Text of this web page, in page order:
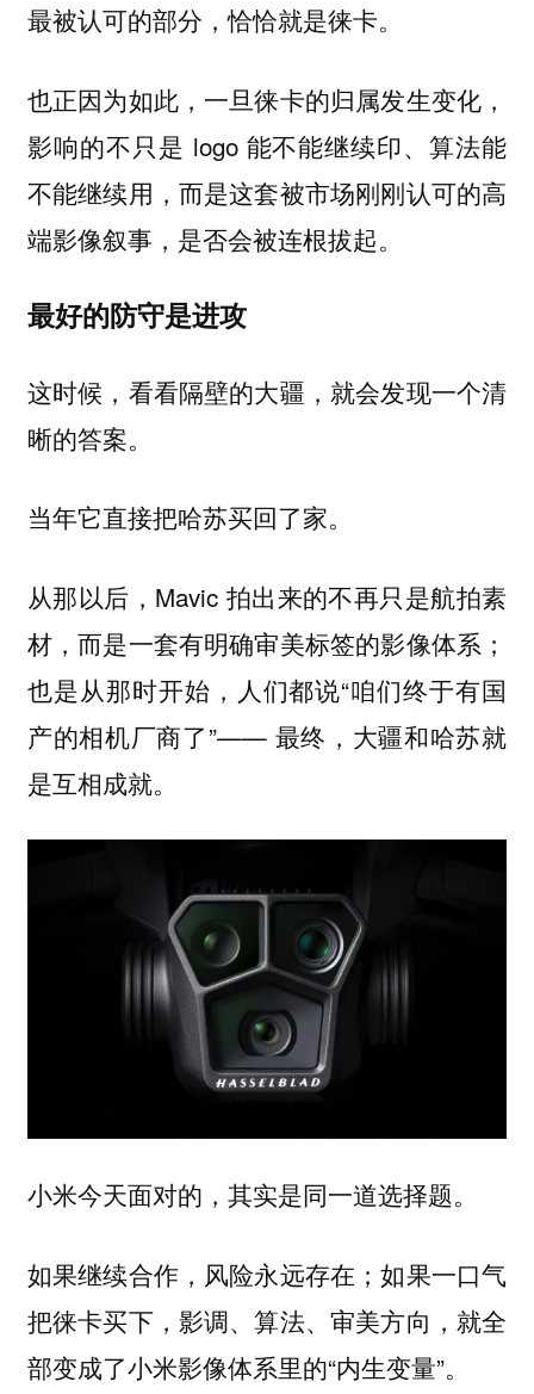
最被认可的部分，恰恰就是徕卡。
也正因为如此，一旦徕卡的归属发生变化，
影响的不只是 logo 能不能继续印、算法能
不能继续用，而是这套被市场刚刚认可的高
端影像叙事，是否会被连根拔起。
最好的防守是进攻
这时候，看看隔壁的大疆，就会发现一个清
晰的答案。
当年它直接把哈苏买回了家。
从那以后，Mavic 拍出来的不再只是航拍素
材，而是一套有明确审美标签的影像体系；
也是从那时开始，人们都说“咱们终于有国
产的相机厂商了”—— 最终，大疆和哈苏就
是互相成就。
小米今天面对的，其实是同一道选择题。
如果继续合作，风险永远存在；如果一口气
把徕卡买下，影调、算法、审美方向，就全
部变成了小米影像体系里的“内生变量”。